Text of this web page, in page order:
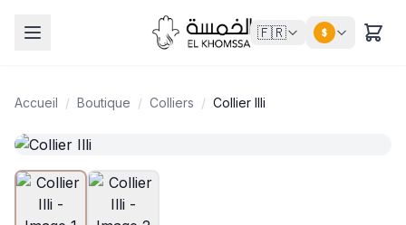
🇫🇷 $
Accueil / Boutique / Colliers / Collier Illi